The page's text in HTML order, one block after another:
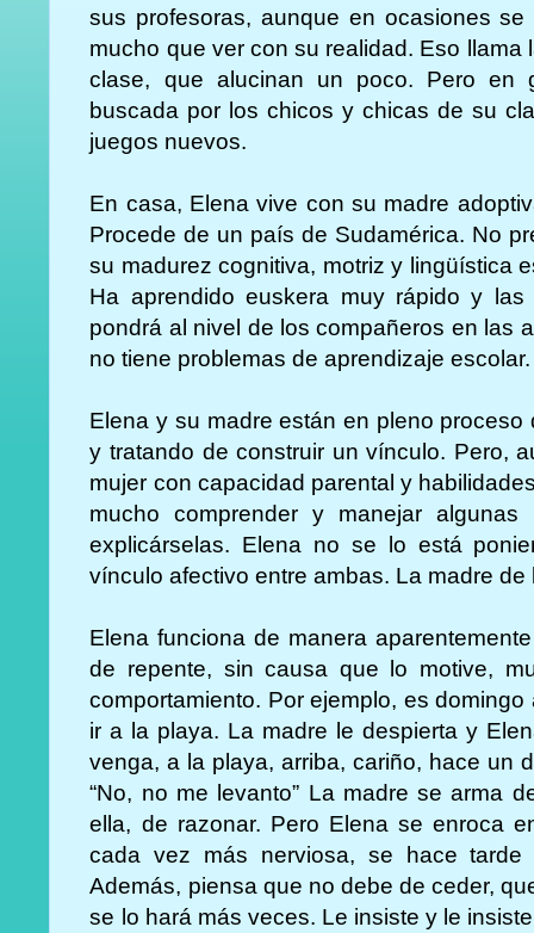
sus profesoras, aunque en ocasiones se
mucho que ver con su realidad. Eso
clase, que alucinan un poco. Pero en
buscada por los chicos y chicas de su
juegos nuevos.
En casa, Elena vive con su madre
Procede de un país de Sudamérica. No
su madurez cognitiva, motriz y lingüística
Ha aprendido euskera muy rápido y
pondrá al nivel de los compañeros en las
no tiene problemas de aprendizaje escolar.
Elena y su madre están en pleno
y tratando de construir un vínculo. Pero,
mujer con capacidad parental y
mucho comprender y manejar
explicárselas. Elena no se lo está
vínculo afectivo entre ambas. La madre
Elena funciona de manera
de repente, sin causa que lo motive,
comportamiento. Por ejemplo, es
ir a la playa. La madre le despierta y
venga, a la playa, arriba, cariño, hace un
“No, no me levanto” La madre se arma
ella, de razonar. Pero Elena se enroca
cada vez más nerviosa, se hace
Además, piensa que no debe de ceder,
se lo hará más veces. Le insiste y le